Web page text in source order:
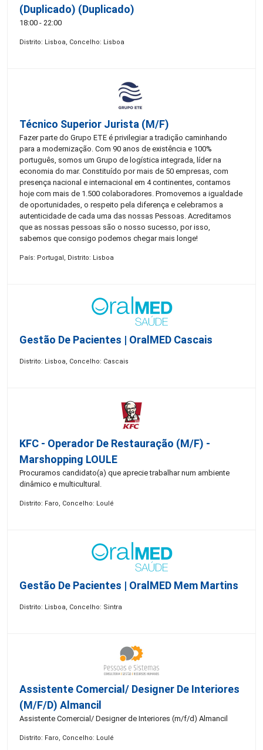
(Duplicado) (Duplicado)
18:00 - 22:00
Distrito: Lisboa, Concelho: Lisboa
Técnico Superior Jurista (m/f)
Fazer parte do Grupo ETE é privilegiar a tradição caminhando
para a modernização. Com 90 anos de existência e 100%
português, somos um Grupo de logística integrada, líder na
economia do mar. Constituído por mais de 50 empresas, com
presença nacional e internacional em 4 continentes, contamos
hoje com mais de 1.500 colaboradores. Promovemos a igualdade
de oportunidades, o respeito pela diferença e celebramos a
autenticidade de cada uma das nossas Pessoas. Acreditamos
que as nossas pessoas são o nosso sucesso, por isso,
sabemos que consigo podemos chegar mais longe!
País: Portugal, Distrito: Lisboa
Gestão De Pacientes | OralMED Cascais
Distrito: Lisboa, Concelho: Cascais
KFC - Operador De Restauração (m/f) -
Marshopping LOULE
Procuramos candidato(a) que aprecie trabalhar num ambiente
dinâmico e multicultural.
Distrito: Faro, Concelho: Loulé
Gestão De Pacientes | OralMED Mem Martins
Distrito: Lisboa, Concelho: Sintra
Assistente Comercial/ Designer De Interiores
(m/f/d) Almancil
Assistente Comercial/ Designer de Interiores (m/f/d) Almancil
Distrito: Faro, Concelho: Loulé